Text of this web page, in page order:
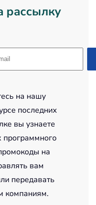
рассылку
на нашу
последних
вы узнаете
программного
на
вам
передавать
компаниям.